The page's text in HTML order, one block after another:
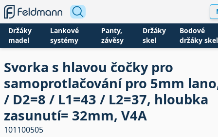
Držáky
madel
Lankové
systémy
Panty,
závěsy
Držáky
skel
Bodové
držáky skel
Svorka s hlavou čočky pro
samoprotlačování pro 5mm
/ D2=8 / L1=43 / L2=37, hloubka
zasunutí= 32mm, V4A
101100505